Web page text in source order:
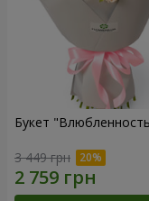
Букет
3 449 грн